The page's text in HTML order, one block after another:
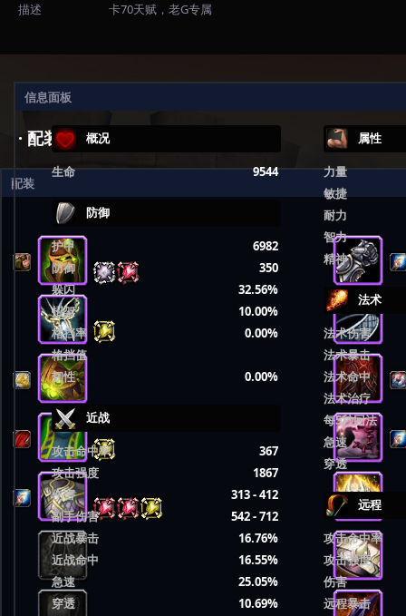
描述
卡70天赋，老G专属
· 配装
配装
信息面板
概况
生命 9544
防御
护甲
6982
防御
350
躲闪
32.56%
招架
10.00%
格挡率
0.00%
格挡值
韧性
0.00%
近战
攻击命中率
367
攻击强度
1867
伤害
313 - 412
副手伤害
542 - 712
近战暴击
16.76%
近战命中
16.55%
急速
25.05%
穿透
10.69%
属性
力量
敏捷
耐力
智力
精神
法术
法术伤害
法术暴击
法术命中
法术治疗
每5秒回法
急速
穿透
远程
攻击命中率
攻击强度
伤害
远程暴击